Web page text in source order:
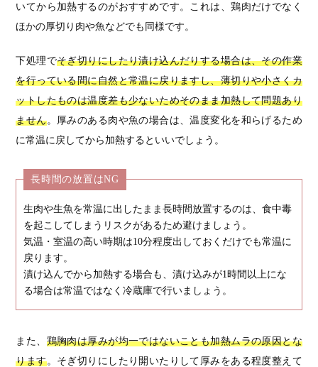
いてから加熱するのがおすすめです。これは、鶏肉だけでなく
ほかの厚切り肉や魚などでも同様です。
下処理でそぎ切りにしたり漬け込んだりする場合は、その作業
を行っている間に自然と常温に戻りますし、薄切りや小さくカ
ットしたものは温度差も少ないためそのまま加熱して問題あり
ません。厚みのある肉や魚の場合は、温度変化を和らげるため
に常温に戻してから加熱するといいでしょう。
長時間の放置はNG
生肉や生魚を常温に出したまま長時間放置するのは、食中毒
を起こしてしまうリスクがあるため避けましょう。
気温・室温の高い時期は10分程度出しておくだけでも常温に
戻ります。
漬け込んでから加熱する場合も、漬け込みが1時間以上にな
る場合は常温ではなく冷蔵庫で行いましょう。
また、 鶏胸肉は厚みが均一ではないことも加熱ムラの原因とな
ります。そぎ切りにしたり開いたりして厚みをある程度整えて